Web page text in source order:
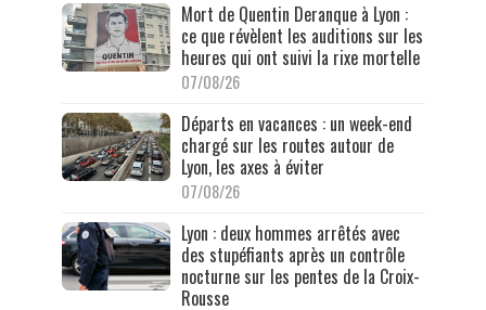
Mort de Quentin Deranque à Lyon :
ce que révèlent les auditions sur les
heures qui ont suivi la rixe mortelle
07/08/26
Départs en vacances : un week-end
chargé sur les routes autour de
Lyon, les axes à éviter
07/08/26
Lyon : deux hommes arrêtés avec
des stupéfiants après un contrôle
nocturne sur les pentes de la Croix-
Rousse